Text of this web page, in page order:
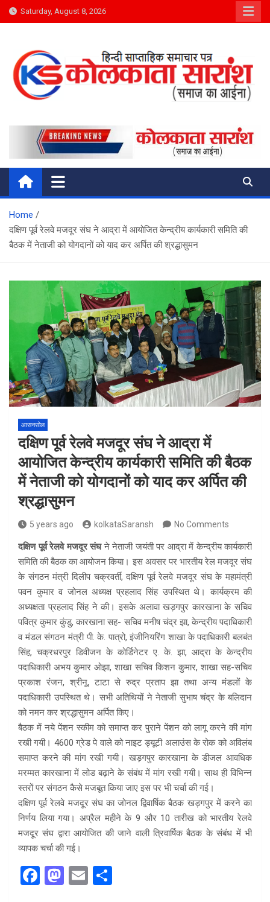
Skip
to
Saturday, August 8, 2026
Kolkata Saransh News
समाज का आईना
Home
दक्षिण पूर्व रेलवे मजदूर संघ ने आद्रा में आयोजित केन्द्रीय कार्यकारी समिति की
बैठक में नेताजी को योगदानों को याद कर अर्पित की श्रद्धासुमन
आसनसोल
दक्षिण पूर्व रेलवे मजदूर संघ ने आद्रा में
आयोजित केन्द्रीय कार्यकारी समिति की बैठक
में नेताजी को योगदानों को याद कर अर्पित की
श्रद्धासुमन
5 years ago kolkataSaransh No Comments
दक्षिण पूर्व रेलवे मजदूर संघने नेताजी जयंती पर आद्रा में केन्द्रीय कार्यकारी
समिति की बैठक का आयोजन किया। इस अवसर पर भारतीय रेल मजदूर संघ
के संगठन मंत्री दिलीप चक्रवर्ती, दक्षिण पूर्व रेलवे मजदूर संघ के महामंत्री
पवन कुमार व जोनल अध्यक्ष प्रहलाद सिंह उपस्थित थे। कार्यक्रम की
अध्यक्षता प्रहलाद सिंह ने की। इसके अलावा खड़गपुर कारखाना के सचिव
पवित्र कुमार कुंडु, कारखाना सह- सचिव मनीष चंद्र झा, केन्द्रीय पदाधिकारी
व मंडल संगठन मंत्री पी. के. पात्रो, इंजीनियरिंग शाखा के पदाधिकारी बलबंत
सिंह, चक्रधरपुर डिवीजन के कोर्डिनेटर ए. के. झा, आद्रा के केन्द्रीय
पदाधिकारी अभय कुमार ओझा, शाखा सचिव किशन कुमार, शाखा सह-सचिव
प्रकाश रंजन, श्रीनू, टाटा से रुद्र प्रताप झा तथा अन्य मंडलों के
पदाधिकारी उपस्थित थे। सभी अतिथियों ने नेताजी सुभाष चंद्र के बलिदान
को नमन कर श्रद्धासुमन अर्पित किए।
बैठक में नये पेंशन स्कीम को समाप्त कर पुराने पेंशन को लागू करने की मांग
रखी गयी। 4600 ग्रेड पे वाले को नाइट ड्यूटी अलाउंस के रोक को अविलंब
समाप्त करने की मांग रखी गयी। खड़गपुर कारखाना के डीजल आवधिक
मरम्मत कारखाना में लोड बढ़ाने के संबंध में मांग रखी गयी। साथ ही विभिन्न
स्तरों पर संगठन कैसे मजबूत किया जाए इस पर भी चर्चा की गई।
दक्षिण पूर्व रेलवे मजदूर संघ का जोनल द्विवार्षिक बैठक खड़गपुर में करने का
निर्णय लिया गया। अप्रैल महीने के 9 और 10 तारीख को भारतीय रेलवे
मजदूर संघ द्वारा आयोजित की जाने वाली त्रिवार्षिक बैठक के संबंध में भी
व्यापक चर्चा की गई।
F
M E